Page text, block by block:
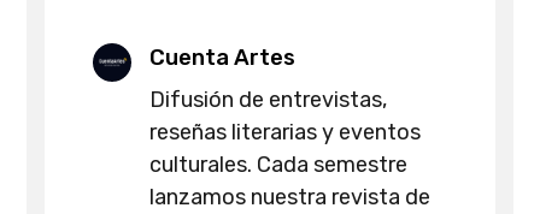
Cuenta Artes
Difusión de entrevistas,
reseñas literarias y eventos
culturales. Cada semestre
lanzamos nuestra revista de